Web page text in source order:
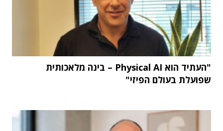
"העתיד הוא Physical AI – בינה מלאכותית
שפועלת בעולם הפיזי"